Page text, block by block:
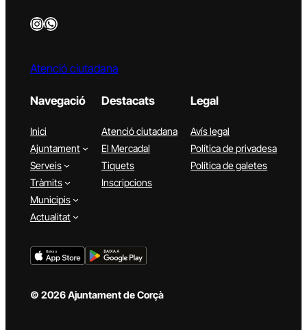
InstagramWhatsApp
Atenció ciutadana
Navegació
Inici
Ajuntament
Serveis
Tràmits
Municipis
Actualitat
Destacats
Atenció ciutadana
El Mercadal
Tiquets
Inscripcions
Legal
Avís legal
Política de privadesa
Política de galetes
© 2026 Ajuntament de Corçà